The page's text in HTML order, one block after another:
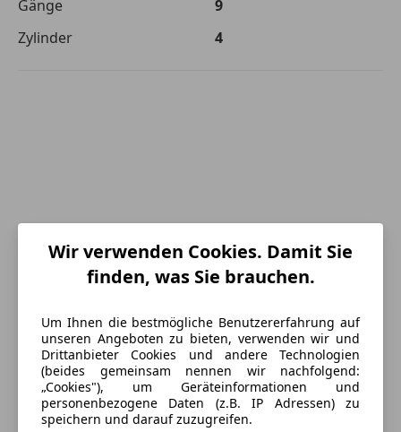
Gänge
9
Zylinder
4
Energieverbrauch
Schadstoffklasse
Euro 6d
Wir verwenden Cookies. Damit Sie
finden, was Sie brauchen.
Um Ihnen die bestmögliche Benutzererfahrung auf
unseren Angeboten zu bieten, verwenden wir und
Drittanbieter Cookies und andere Technologien
(beides gemeinsam nennen wir nachfolgend:
„Cookies"), um Geräteinformationen und
personenbezogene Daten (z.B. IP Adressen) zu
speichern und darauf zuzugreifen.